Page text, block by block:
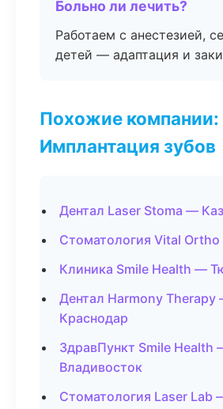
Больно ли лечить?
Работаем с анестезией,
детей — адаптация и
Похожие компании:
Имплантация зубов
Дентал Laser Stoma —
Стоматология Vital
Клиника Smile Health —
Дентал Harmony Therapy
Краснодар
ЗдравПункт Smile Health
Владивосток
Стоматология Laser Lab